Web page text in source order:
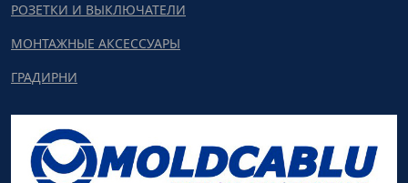
РОЗЕТКИ И ВЫКЛЮЧАТЕЛИ
МОНТАЖНЫЕ АКСЕССУАРЫ
ГРАДИРНИ